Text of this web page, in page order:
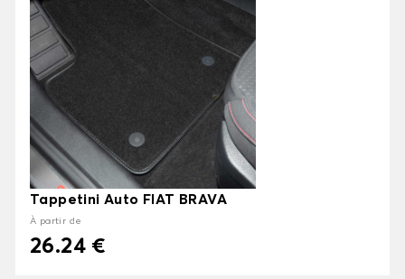
Tappetini Auto FIAT BRAVA
À partir de
26.24 €